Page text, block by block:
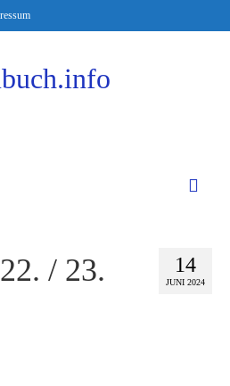
14
JUNI 2024
/ 23.